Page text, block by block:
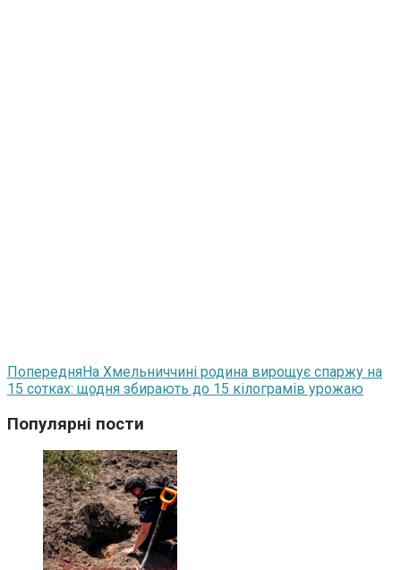
ПопередняНа Хмельниччині родина вирощує спаржу на
15 сотках: щодня збирають до 15 кілограмів урожаю
Популярні пости